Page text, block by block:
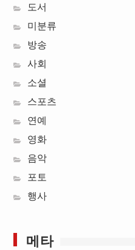
도서
미분류
방송
사회
소셜
스포츠
연예
영화
음악
포토
행사
메타